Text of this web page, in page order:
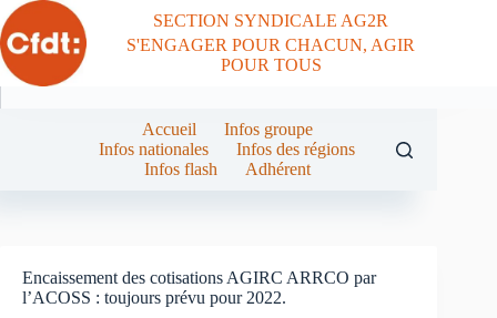
Passer
au
contenu
SECTION SYNDICALE AG2R
S'ENGAGER POUR CHACUN, AGIR
POUR TOUS
Accueil
Infos groupe
Infos nationales
Infos des régions
Infos flash
Adhérent
Encaissement des cotisations AGIRC ARRCO par
l’ACOSS : toujours prévu pour 2022.